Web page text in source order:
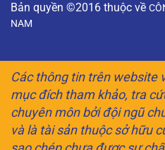
Bản quyền ©2016 thuộc về
NAM
Các thông tin trên website
mục đích tham khảo, tra
chuyên môn bởi đội ngũ
và là tài sản thuộc sở hữu